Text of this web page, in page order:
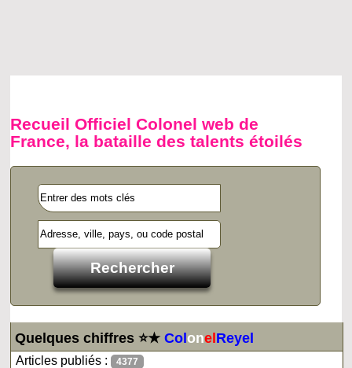
Recueil Officiel Colonel web de
France, la bataille des talents étoilés
Quelques chiffres ⭐★ColonelReyel
Articles publiés : 4377